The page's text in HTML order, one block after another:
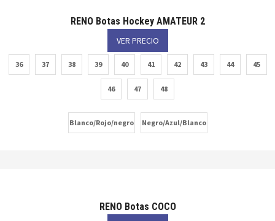
RENO Botas Hockey AMATEUR 2
VER PRECIO
36 37 38 39 40 41 42 43 44 45
46 47 48
Blanco/Rojo/negro Negro/Azul/Blanco
RENO Botas COCO